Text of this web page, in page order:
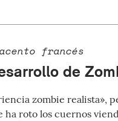
francés
de
zombie realista»,
ha roto los cuernos